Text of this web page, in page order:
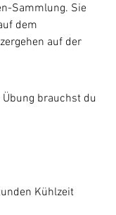
Sammlung. Sie
dem
auf der
brauchst du
Kühlzeit